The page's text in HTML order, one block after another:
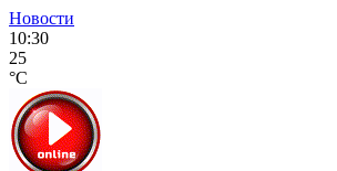
Новости
10:30
25
°C